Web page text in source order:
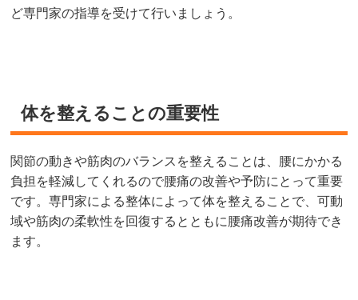
ど専門家の指導を受けて行いましょう。
体を整えることの重要性
関節の動きや筋肉のバランスを整えることは、腰にかかる
負担を軽減してくれるので腰痛の改善や予防にとって重要
です。専門家による整体によって体を整えることで、可動
域や筋肉の柔軟性を回復するとともに腰痛改善が期待でき
ます。